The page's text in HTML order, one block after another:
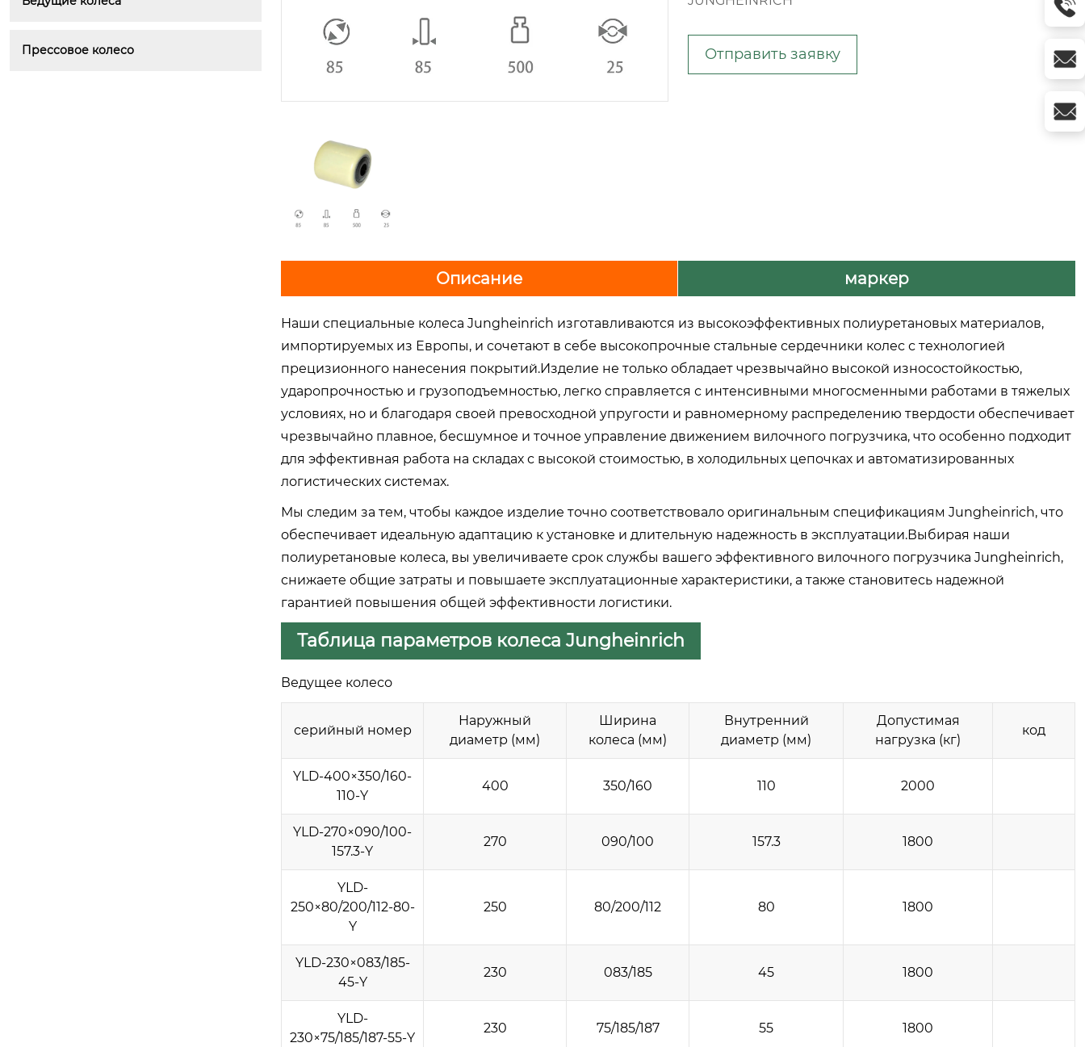
Прессовое колесо Отправить заявку
Описание маркер
Наши специальные колеса Jungheinrich изготавливаются из высокоэффективных полиуретановых материалов,
импортируемых из Европы, и сочетают в себе высокопрочные стальные сердечники колес с технологией
прецизионного нанесения покрытий.Изделие не только обладает чрезвычайно высокой износостойкостью,
ударопрочностью и грузоподъемностью, легко справляется с интенсивными многосменными работами в тяжелых
условиях, но и благодаря своей превосходной упругости и равномерному распределению твердости обеспечивает
чрезвычайно плавное, бесшумное и точное управление движением вилочного погрузчика, что особенно подходит
для эффективная работа на складах с высокой стоимостью, в холодильных цепочках и автоматизированных
логистических системах.
Мы следим за тем, чтобы каждое изделие точно соответствовало оригинальным спецификациям Jungheinrich, что
обеспечивает идеальную адаптацию к установке и длительную надежность в эксплуатации.Выбирая наши
полиуретановые колеса, вы увеличиваете срок службы вашего эффективного вилочного погрузчика Jungheinrich,
снижаете общие затраты и повышаете эксплуатационные характеристики, а также становитесь надежной
гарантией повышения общей эффективности логистики.
Таблица параметров колеса Jungheinrich
Ведущее колесо
серийный номер
Наружный
диаметр (мм)
Ширина
колеса (мм)
Внутренний
диаметр (мм)
Допустимая
нагрузка (кг)
код
YLD-400×350/160-
110-Y
400 350/160 110 2000
YLD-270×090/100-
157.3-Y
270 090/100 157.3 1800
YLD-
250×80/200/112-80-
Y
250 80/200/112 80 1800
YLD-230×083/185-
45-Y
230 083/185 45 1800
YLD-
230×75/185/187-55-Y
230 75/185/187 55 1800